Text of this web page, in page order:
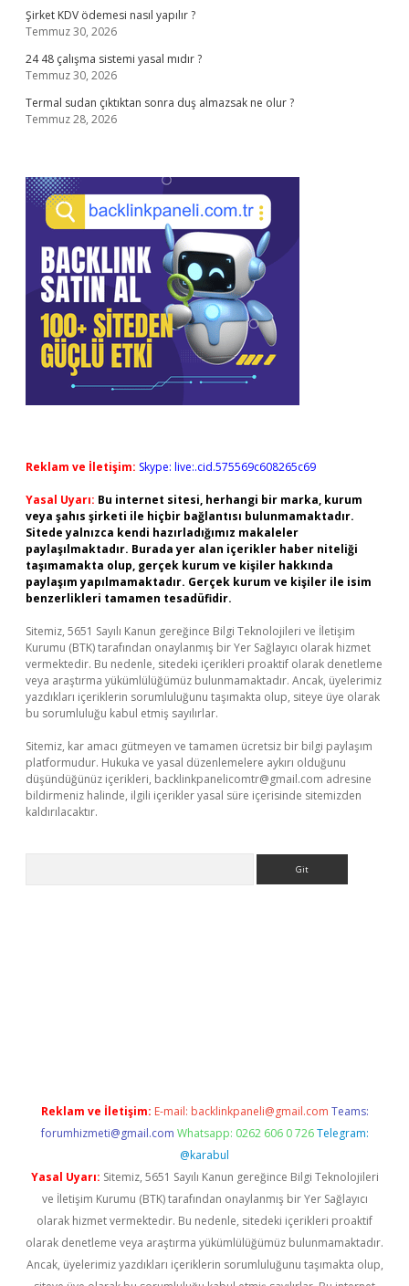
Şirket KDV ödemesi nasıl yapılır ?
Temmuz 30, 2026
24 48 çalışma sistemi yasal mıdır ?
Temmuz 30, 2026
Termal sudan çıktıktan sonra duş almazsak ne olur ?
Temmuz 28, 2026
Reklam ve İletişim: Skype: live:.cid.575569c608265c69
Yasal Uyarı: Bu internet sitesi, herhangi bir marka, kurum
veya şahıs şirketi ile hiçbir bağlantısı bulunmamaktadır.
Sitede yalnızca kendi hazırladığımız makaleler
paylaşılmaktadır. Burada yer alan içerikler haber niteliği
taşımamakta olup, gerçek kurum ve kişiler hakkında
paylaşım yapılmamaktadır. Gerçek kurum ve kişiler ile isim
benzerlikleri tamamen tesadüfidir.
Sitemiz, 5651 Sayılı Kanun gereğince Bilgi Teknolojileri ve İletişim
Kurumu (BTK) tarafından onaylanmış bir Yer Sağlayıcı olarak hizmet
vermektedir. Bu nedenle, sitedeki içerikleri proaktif olarak denetleme
veya araştırma yükümlülüğümüz bulunmamaktadır. Ancak, üyelerimiz
yazdıkları içeriklerin sorumluluğunu taşımakta olup, siteye üye olarak
bu sorumluluğu kabul etmiş sayılırlar.
Sitemiz, kar amacı gütmeyen ve tamamen ücretsiz bir bilgi paylaşım
platformudur. Hukuka ve yasal düzenlemelere aykırı olduğunu
düşündüğünüz içerikleri, backlinkpanelicomtr@gmail.com adresine
bildirmeniz halinde, ilgili içerikler yasal süre içerisinde sitemizden
kaldırılacaktır.
Reklam ve İletişim: E-mail: backlinkpaneli@gmail.com Teams:
forumhizmeti@gmail.com Whatsapp: 0262 606 0 726 Telegram:
@karabul
Yasal Uyarı: Sitemiz, 5651 Sayılı Kanun gereğince Bilgi Teknolojileri
ve İletişim Kurumu (BTK) tarafından onaylanmış bir Yer Sağlayıcı
olarak hizmet vermektedir. Bu nedenle, sitedeki içerikleri proaktif
olarak denetleme veya araştırma yükümlülüğümüz bulunmamaktadır.
Ancak, üyelerimiz yazdıkları içeriklerin sorumluluğunu taşımakta olup,